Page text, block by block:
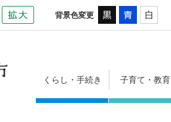
背景色変更
くらし・手続き 子育て・教育